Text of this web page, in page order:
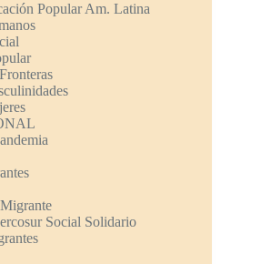
Popular Am. Latina
Social Solidario